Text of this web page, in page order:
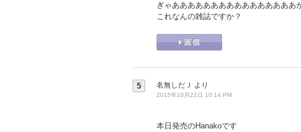
ぎゃああああああああああああああああ
これなんの雑誌ですか？
5 名無しだＪ より
2015年10月22日 10:14 PM
本日発売のHanakoです